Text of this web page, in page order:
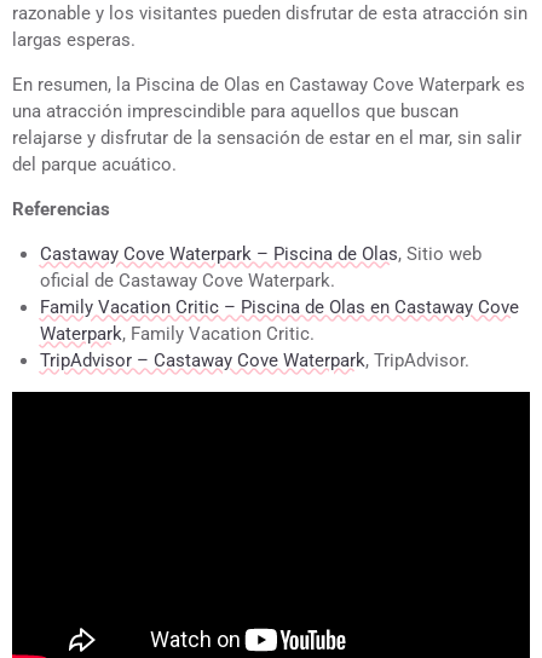
razonable y los visitantes pueden disfrutar de esta atracción sin
largas esperas.
En resumen, la Piscina de Olas en Castaway Cove Waterpark es
una atracción imprescindible para aquellos que buscan
relajarse y disfrutar de la sensación de estar en el mar, sin salir
del parque acuático.
Referencias
Castaway Cove Waterpark – Piscina de Olas, Sitio web
oficial de Castaway Cove Waterpark.
Family Vacation Critic – Piscina de Olas en Castaway Cove
Waterpark, Family Vacation Critic.
TripAdvisor – Castaway Cove Waterpark, TripAdvisor.